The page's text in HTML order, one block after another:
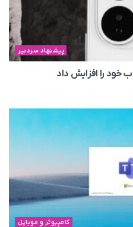
پیشنهاد سردبیر
را افزایش داد
کامپیوتر و موبایل